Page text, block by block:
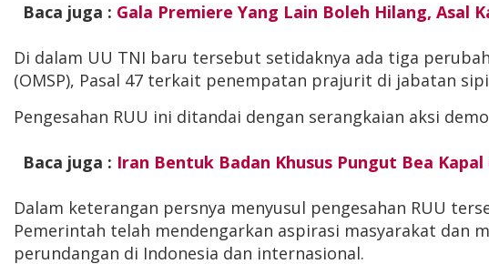
Baca juga : Gala Premiere Yang Lain Boleh Hilang, Asal
Di dalam UU TNI baru tersebut setidaknya ada tiga
(OMSP), Pasal 47 terkait penempatan prajurit di jabatan
Pengesahan RUU ini ditandai dengan serangkaian aksi
Baca juga : Iran Bentuk Badan Khusus Pungut Bea
Dalam keterangan persnya menyusul pengesahan RUU
Pemerintah telah mendengarkan aspirasi masyarakat dan
perundangan di Indonesia dan internasional.